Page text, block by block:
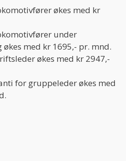
økes med kr
under
med kr 1695,- pr. mnd.
økes med kr 2947,-
for gruppeleder økes med